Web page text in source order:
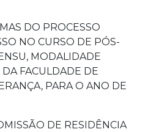
DO PROCESSO
NO CURSO DE PÓS-
MODALIDADE
FACULDADE DE
PARA O ANO DE
DE RESIDÊNCIA